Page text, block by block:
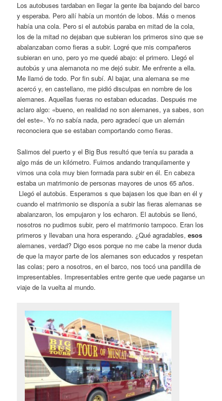
Los autobuses tardaban en llegar la gente iba bajando del barco
y esperaba. Pero allí había un montón de lobos. Más o menos
había una cola. Pero si el autobús paraba en mitad de la cola,
los de la mitad no dejaban que subieran los primeros sino que se
abalanzaban como fieras a subir. Logré que mis compañeros
subieran en uno, pero yo me quedé abajo: el primero. Llegó el
autobús y una alemanota no me dejó subir. Me enfrente a ella.
Me llamó de todo. Por fin subí. Al bajar, una alemana se me
acercó y, en castellano, me pidió disculpas en nombre de los
alemanes. Aquellas fueras no estaban educadas. Después me
aclaro algo: «bueno, en realidad no son alemanes, ya sabes, son
del este». Yo no sabía nada, pero agradecí que un alemán
reconociera que se estaban comportando como fieras.
Salimos del puerto y el Big Bus resultó que tenía su parada a
algo más de un kilómetro. Fuimos andando tranquilamente y
vimos una cola muy bien formada para subir en él. En cabeza
estaba un matrimonio de personas mayores de unos 65 años.
Llegó el autobús. Esperamos s que bajasen los que iban en él y
cuando el matrimonio se disponía a subir las fieras alemanas se
abalanzaron, los empujaron y los echaron. El autobús se llenó,
nosotros no pudimos subir, pero el matrimonio tampoco. Eran los
primeros y llevaban una hora esperando. ¿Qué agradables,esos
alemanes, verdad? Digo esos porque no me cabe la menor duda
de que la mayor parte de los alemanes son educados y respetan
las colas; pero a nosotros, en el barco, nos tocó una pandilla de
impresentables. Impresentables entre gente que uede pagarse un
viaje de la vuelta al mundo.